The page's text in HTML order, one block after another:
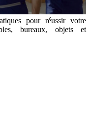
pour réussir votre
bureaux, objets et